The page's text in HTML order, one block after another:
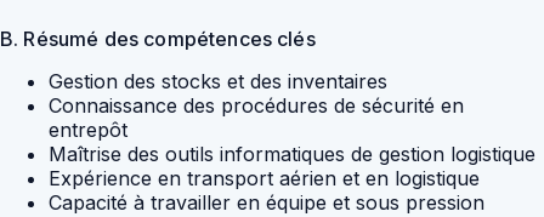
B. Résumé des compétences clés
Gestion des stocks et des inventaires
Connaissance des procédures de sécurité en
entrepôt
Maîtrise des outils informatiques de gestion logistique
Expérience en transport aérien et en logistique
Capacité à travailler en équipe et sous pression